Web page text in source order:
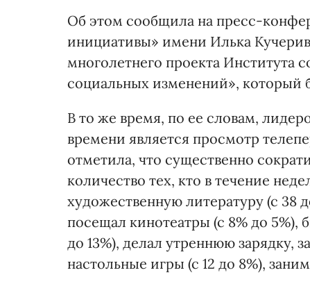
Об этом сообщила на пресс-
инициативы» имени Илька
многолетнего проекта
социальных изменений», который
В то же время, по ее словам,
времени является просмотр
отметила, что существенно
количество тех, кто в течение
художественную литературу (с 38
посещал кинотеатры (с 8% до 5%),
до 13%), делал утреннюю зарядку,
настольные игры (с 12 до 8%),